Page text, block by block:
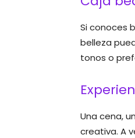
Si conoces
belleza
tonos o
Una cena,
creativa. A